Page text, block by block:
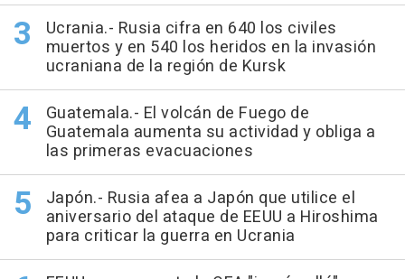
Ucrania.- Rusia cifra en 640 los civiles
muertos y en 540 los heridos en la invasión
ucraniana de la región de Kursk
Guatemala.- El volcán de Fuego de
Guatemala aumenta su actividad y obliga a
las primeras evacuaciones
Japón.- Rusia afea a Japón que utilice el
aniversario del ataque de EEUU a Hiroshima
para criticar la guerra en Ucrania